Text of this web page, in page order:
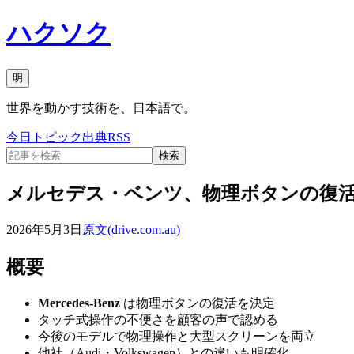
ハクソク
明
世界を動かす技術を、日本語で。
今日 トピック出典RSS
検索
メルセデス・ベンツ、物理ボタンの復
2026年5月3日 原文(drive.com.au)
概要
Mercedes-Benz は物理ボタンの復活を決定
タッチ式操作の不便さを顧客の声で認める
今後のモデルで物理操作と大型スクリーンを両立